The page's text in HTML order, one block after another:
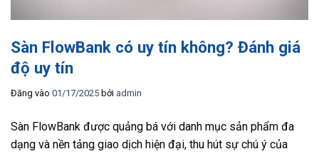
Sàn FlowBank có uy tín không? Đánh giá
độ uy tín
Đăng vào 01/17/2025 bởi admin
Sàn FlowBank được quảng bá với danh mục sản phẩm đa
dạng và nền tảng giao dịch hiện đại, thu hút sự chú ý của